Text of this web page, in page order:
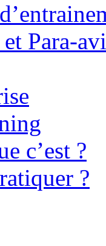
Para-
c’est ?
?